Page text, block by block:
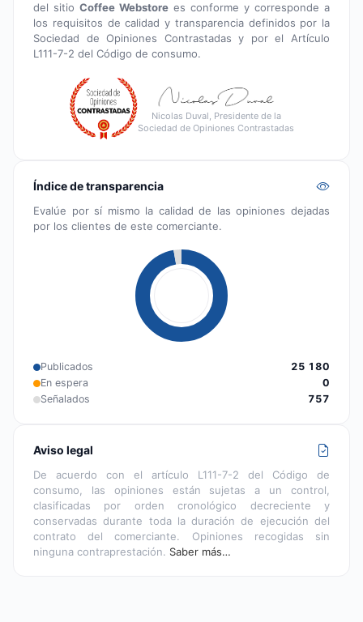
del sitio Coffee Webstore es conforme y corresponde a
los requisitos de calidad y transparencia definidos por la
Sociedad de Opiniones Contrastadas y por el Artículo
L111-7-2 del Código de consumo.
Nicolas Duval, Presidente de la
Sociedad de Opiniones Contrastadas
Índice de transparencia
Evalúe por sí mismo la calidad de las opiniones dejadas
por los clientes de este comerciante.
Publicados
25 180
En espera
0
Señalados
757
Aviso legal
De acuerdo con el artículo L111-7-2 del Código de
consumo, las opiniones están sujetas a un control,
clasificadas por orden cronológico decreciente y
conservadas durante toda la duración de ejecución del
contrato del comerciante. Opiniones recogidas sin
ninguna contraprestación. Saber más…